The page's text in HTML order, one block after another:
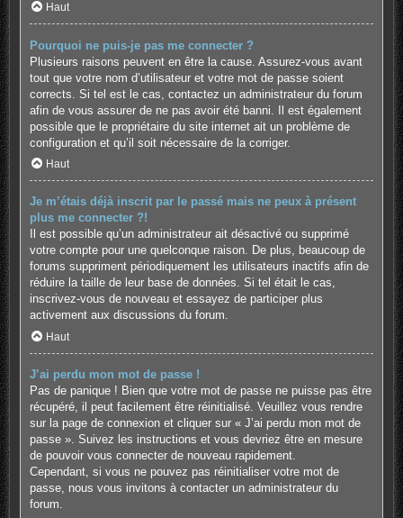
Haut
Pourquoi ne puis-je pas me connecter ?
Plusieurs raisons peuvent en être la cause. Assurez-vous avant
tout que votre nom d’utilisateur et votre mot de passe soient
corrects. Si tel est le cas, contactez un administrateur du forum
afin de vous assurer de ne pas avoir été banni. Il est également
possible que le propriétaire du site internet ait un problème de
configuration et qu’il soit nécessaire de la corriger.
Haut
Je m’étais déjà inscrit par le passé mais ne peux à présent
plus me connecter ?!
Il est possible qu’un administrateur ait désactivé ou supprimé
votre compte pour une quelconque raison. De plus, beaucoup de
forums suppriment périodiquement les utilisateurs inactifs afin de
réduire la taille de leur base de données. Si tel était le cas,
inscrivez-vous de nouveau et essayez de participer plus
activement aux discussions du forum.
Haut
J’ai perdu mon mot de passe !
Pas de panique ! Bien que votre mot de passe ne puisse pas être
récupéré, il peut facilement être réinitialisé. Veuillez vous rendre
sur la page de connexion et cliquer sur « J’ai perdu mon mot de
passe ». Suivez les instructions et vous devriez être en mesure
de pouvoir vous connecter de nouveau rapidement.
Cependant, si vous ne pouvez pas réinitialiser votre mot de
passe, nous vous invitons à contacter un administrateur du
forum.